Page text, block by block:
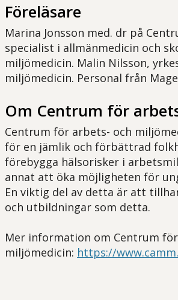
Föreläsare
Marina Jonsson med. dr på
specialist i allmänmedicin och
miljömedicin. Malin Nilsson,
miljömedicin. Personal från
Om Centrum för
Centrum för arbets- och
för en jämlik och förbättrad
förebygga hälsorisker i
annat att öka möjligheten för
En viktig del av detta är att
och utbildningar som detta.
Mer information om Centrum
miljömedicin: https://